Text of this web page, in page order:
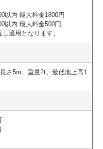
以内 最大料金1800円
以内 最大料金500円
適用となります。
さ5m、重量2t、最低地上高1